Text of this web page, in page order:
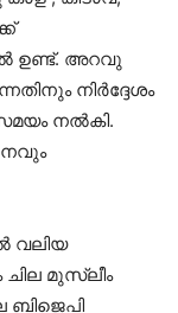
ഉണ്ട്. അറവു
നിര്‍ദ്ദേശം
നല്‍കി.
വലിയ
മുസ്ലീം